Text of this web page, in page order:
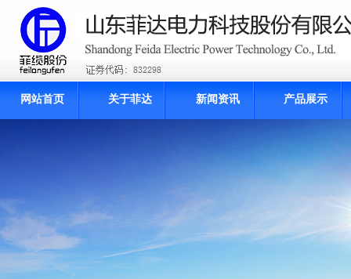
网站首页 关于菲达 新闻资讯 产品展示